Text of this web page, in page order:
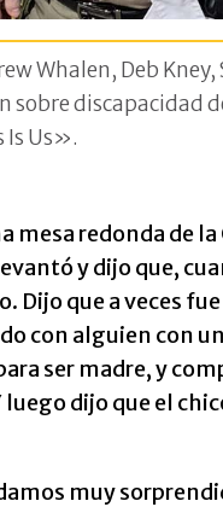
Whalen, Deb
sobre discapacidad
Is Us».
mesa redonda de
y dijo que,
Dijo que a veces
con alguien con
ser madre, y
dijo que el
muy